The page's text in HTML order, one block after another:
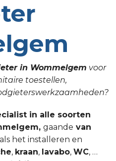
in Wommelgem voor
toestellen,
in alle soorten
gaande van
het installeren en
, kraan, lavabo, WC, …